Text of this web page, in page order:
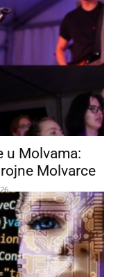
u Molvama:
Molvarce